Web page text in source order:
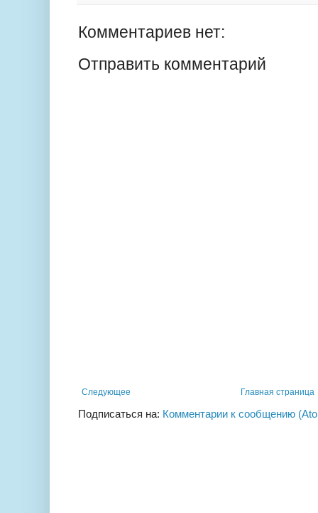
Комментариев нет:
Отправить комментарий
Следующее Главная страница
Подписаться на: Комментарии к сообщению